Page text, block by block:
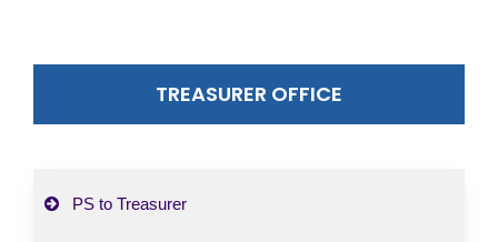
TREASURER OFFICE
PS to Treasurer